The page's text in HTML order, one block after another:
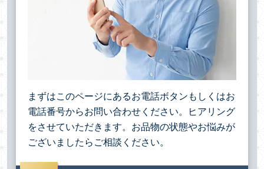
まずはこのページにあるお電話ボタンもしくはお
電話番号からお問い合わせください。ヒアリング
をさせていただきます。お品物の状態やお悩みが
ございましたらご相談ください。